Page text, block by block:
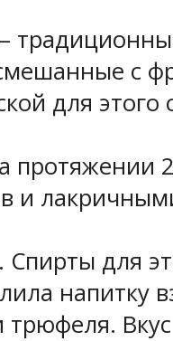
с
для этого
протяжении
и
для
напитку
трюфеля.